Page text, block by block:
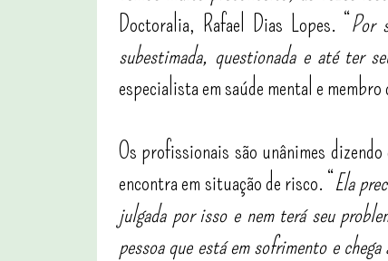
Doctoralia, Rafael Dias Lopes. “ Por
subestimada, questionada e até ter
especialista em saúde mental e
Os profissionais são unânimes
encontra em situação de risco. “ Ela
julgada por isso e nem terá seu
pessoa que está em sofrimento e